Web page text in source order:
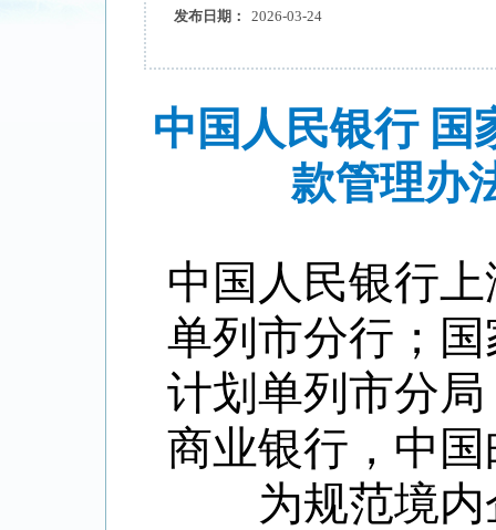
发布日期：
2026-03-24
中国人民银行 国
款管理办
中国人民银行
单列市分行；
计划单列市分
商业银行，中
为规范境内